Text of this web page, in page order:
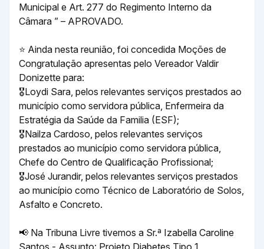
Municipal e Art. 277 do Regimento Interno da
Câmara ” – APROVADO.
⭐ Ainda nesta reunião, foi concedida Moções de
Congratulação apresentas pelo Vereador Valdir
Donizette para:
🎖Loydi Sara, pelos relevantes serviços prestados ao
município como servidora pública, Enfermeira da
Estratégia da Saúde da Familia (ESF);
🎖Nailza Cardoso, pelos relevantes serviços
prestados ao município como servidora pública,
Chefe do Centro de Qualificação Profissional;
🎖José Jurandir, pelos relevantes serviços prestados
ao município como Técnico de Laboratório de Solos,
Asfalto e Concreto.
📢 Na Tribuna Livre tivemos a Sr.ª Izabella Caroline
Santos - Assunto: Projeto Diabetes Tipo 1